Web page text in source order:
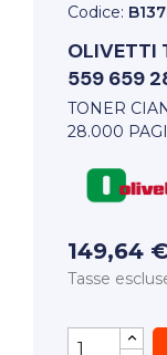
Codice:
OLIVETTI
559 659
TONER
28.000
149,64
Tasse